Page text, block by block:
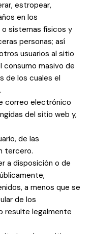
estropear,
en los
sistemas físicos y
personas; así
usuarios al sitio
consumo masivo de
de los cuales el
correo electrónico
del sitio web y,
de las
tercero.
a disposición o de
a menos que se
de los
resulte legalmente